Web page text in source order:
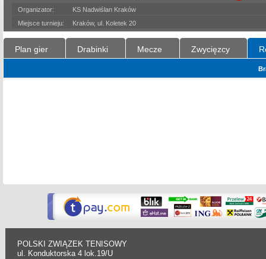
Organizator:
KS Nadwiślan Kraków
Miejsce turnieju:
Kraków, ul. Koletek 20
Plan gier Drabinki Mecze Zwycięzcy
POLSKI ZWIĄZEK TENISOWY
ul. Konduktorska 4 lok.19/U